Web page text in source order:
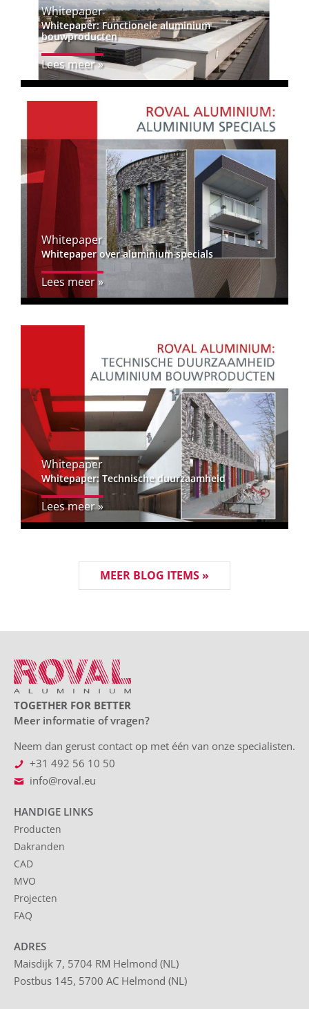
Whitepaper
Whitepaper: Functionele aluminium
bouwproducten
Lees meer »
Whitepaper
Whitepaper over aluminium specials
Lees meer »
Whitepaper
Whitepaper: Technische duurzaamheid
Lees meer »
MEER BLOG ITEMS »
TOGETHER FOR BETTER
Meer informatie of vragen?
Neem dan gerust contact op met één van onze specialisten.
+31 492 56 10 50
info@roval.eu
HANDIGE LINKS
Producten
Dakranden
CAD
MVO
Projecten
FAQ
ADRES
Maisdijk 7, 5704 RM Helmond (NL)
Postbus 145, 5700 AC Helmond (NL)